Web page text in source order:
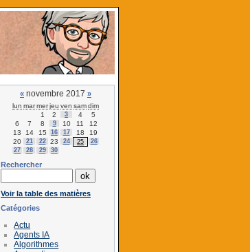
« novembre 2017 »
lun marmerjeu ven samdim
1
2 3 4
5
6
7 8 9 10 11
12
13
14 15 16 17 18
19
20
21 22 23 24 25
26
27
28 29 30
Rechercher
Voir la table des matières
Catégories
Actu
Agents IA
Algorithmes